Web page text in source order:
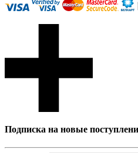
Подписка на новые